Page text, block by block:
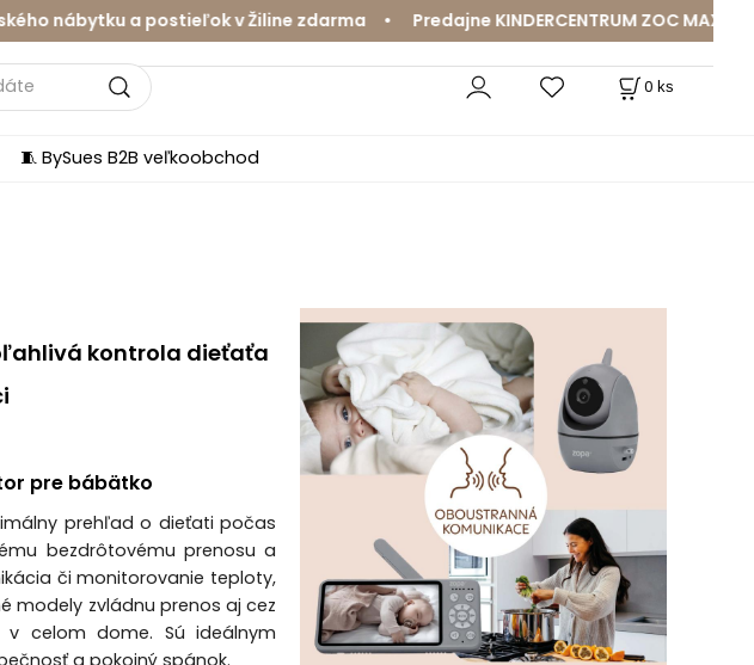
a postieľok v Žiline zdarma • Predajne KINDERCENTRUM ZOC MAX a
0 ks
🧵 BySues B2B veľkoobchod
kontrola dieťaťa
pre bábätko
prehľad o dieťati počas
bezdrôtovému prenosu a
či monitorovanie teploty,
modely zvládnu prenos aj cez
celom dome. Sú ideálnym